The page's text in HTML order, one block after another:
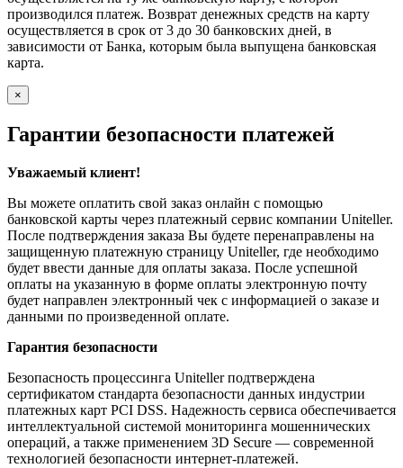
производился платеж. Возврат денежных средств на карту
осуществляется в срок от 3 до 30 банковских дней, в
зависимости от Банка, которым была выпущена банковская
карта.
×
Гарантии безопасности платежей
Уважаемый клиент!
Вы можете оплатить свой заказ онлайн с помощью
банковской карты через платежный сервис компании Uniteller.
После подтверждения заказа Вы будете перенаправлены на
защищенную платежную страницу Uniteller, где необходимо
будет ввести данные для оплаты заказа. После успешной
оплаты на указанную в форме оплаты электронную почту
будет направлен электронный чек с информацией о заказе и
данными по произведенной оплате.
Гарантия безопасности
Безопасность процессинга Uniteller подтверждена
сертификатом стандарта безопасности данных индустрии
платежных карт PCI DSS. Надежность сервиса обеспечивается
интеллектуальной системой мониторинга мошеннических
операций, а также применением 3D Secure — современной
технологией безопасности интернет-платежей.